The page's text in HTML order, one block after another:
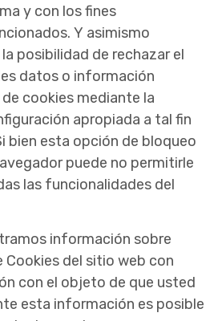
y con los fines
Y asimismo
posibilidad de rechazar el
datos o información
cookies mediante la
apropiada a tal fin
bien esta opción de bloqueo
puede no permitirle
las funcionalidades del
información sobre
del sitio web con
con el objeto de que usted
esta información es posible